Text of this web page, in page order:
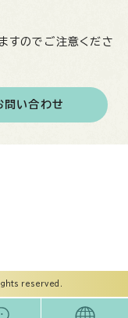
すのでご注意くださ
問い合わせ
reserved.